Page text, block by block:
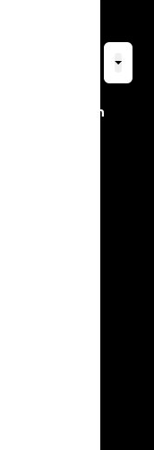
har The Neon
og
og